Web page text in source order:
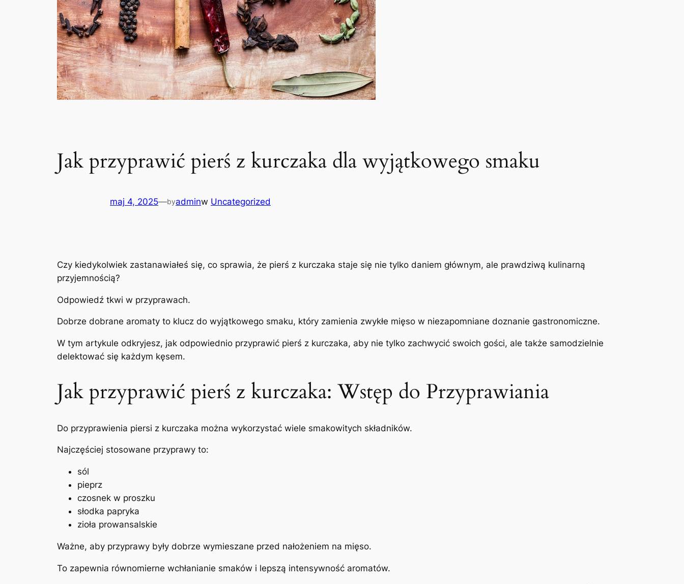
Jak przyprawić pierś z kurczaka dla wyjątkowego smaku
maj 4, 2025—byadminw Uncategorized
Czy kiedykolwiek zastanawiałeś się, co sprawia, że pierś z kurczaka staje się nie tylko daniem głównym, ale prawdziwą kulinarną
przyjemnością?
Odpowiedź tkwi w przyprawach.
Dobrze dobrane aromaty to klucz do wyjątkowego smaku, który zamienia zwykłe mięso w niezapomniane doznanie gastronomiczne.
W tym artykule odkryjesz, jak odpowiednio przyprawić pierś z kurczaka, aby nie tylko zachwycić swoich gości, ale także samodzielnie
delektować się każdym kęsem.
Jak przyprawić pierś z kurczaka: Wstęp do Przyprawiania
Do przyprawienia piersi z kurczaka można wykorzystać wiele smakowitych składników.
Najczęściej stosowane przyprawy to:
sól
pieprz
czosnek w proszku
słodka papryka
zioła prowansalskie
Ważne, aby przyprawy były dobrze wymieszane przed nałożeniem na mięso.
To zapewnia równomierne wchłanianie smaków i lepszą intensywność aromatów.